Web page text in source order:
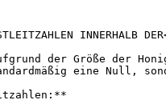
der Größe der
eine Null,